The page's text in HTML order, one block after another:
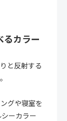
るカラー
と反射する
グや寝室を
ーカラー